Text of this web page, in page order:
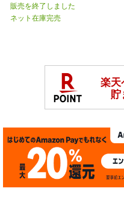
販売を終了しました
ネット在庫完売